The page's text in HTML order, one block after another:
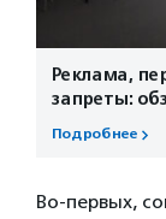
Реклама,
запреты:
Подробнее
Во-первых,